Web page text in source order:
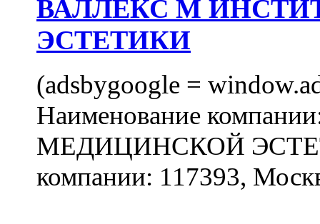
ВАЛЛЕКС М
ЭСТЕТИКИ
(adsbygoogle =
Наименование
МЕДИЦИНСКОЙ
компании: 117393,